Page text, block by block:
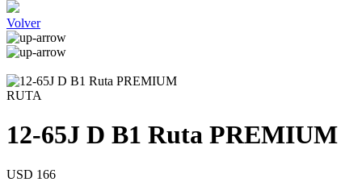
Volver
RUTA
12-65J D B1 Ruta PREMIUM
USD 166